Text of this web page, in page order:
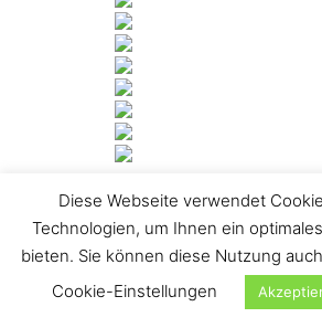
[ZEIGE DIASHOW]
1 2 3 ►
Suchen
Diese Webseite verwendet
Technologien, um Ihnen ein
bieten. Sie können diese Nutzung
Cookie-Einstellungen